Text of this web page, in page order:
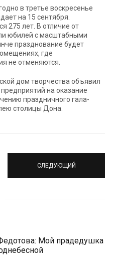
в третье воскресенье
на 15 сентября.
275 лет. В отличие от
юбилей с масштабными
празднование будет
где
не отменяются.
дом творчества объявил
на оказание
праздничного гала-
столицы Дона.
СЛЕДУЮЩИЙ
Мой прадедушка